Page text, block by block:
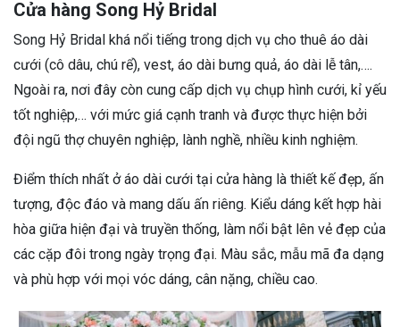
Cửa hàng Song Hỷ Bridal
Song Hỷ Bridal khá nổi tiếng trong dịch vụ cho thuê áo dài
cưới (cô dâu, chú rể), vest, áo dài bưng quả, áo dài lễ tân,….
Ngoài ra, nơi đây còn cung cấp dịch vụ chụp hình cưới, kỉ yếu
tốt nghiệp,… với mức giá cạnh tranh và được thực hiện bởi
đội ngũ thợ chuyên nghiệp, lành nghề, nhiều kinh nghiệm.
Điểm thích nhất ở áo dài cưới tại cửa hàng là thiết kế đẹp, ấn
tượng, độc đáo và mang dấu ấn riêng. Kiểu dáng kết hợp hài
hòa giữa hiện đại và truyền thống, làm nổi bật lên vẻ đẹp của
các cặp đôi trong ngày trọng đại. Màu sắc, mẫu mã đa dạng
và phù hợp với mọi vóc dáng, cân nặng, chiều cao.